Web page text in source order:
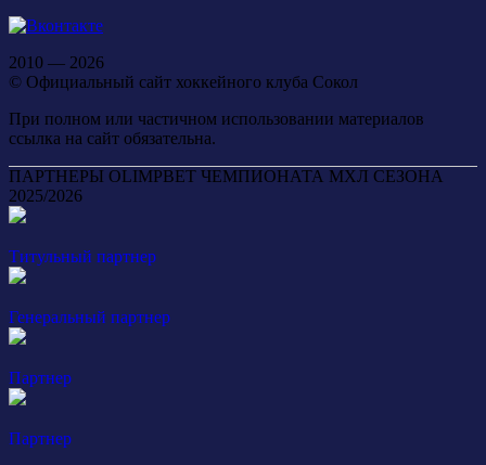
2010 — 2026
© Официальный сайт хоккейного клуба Сокол
При полном или частичном использовании материалов
ссылка на сайт обязательна.
ПАРТНЕРЫ OLIMPBET ЧЕМПИОНАТА МХЛ СЕЗОНА
2025/2026
Титульный партнер
Генеральный партнер
Партнер
Партнер